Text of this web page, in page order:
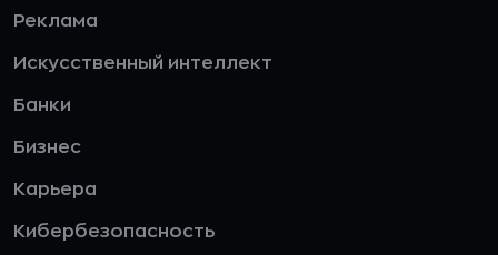
Реклама
Искусственный интеллект
Банки
Бизнес
Карьера
Кибербезопасность